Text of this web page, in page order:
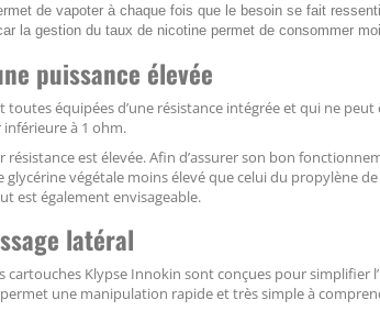
de vapoter à chaque fois que le besoin se fait
la gestion du taux de nicotine permet de consommer
puissance élevée
équipées d’une résistance intégrée et qui ne
à 1 ohm.
résistance est élevée. Afin d’assurer son bon
végétale moins élevé que celui du propylène
est également envisageable.
latéral
cartouches Klypse Innokin sont conçues pour simplifier
une manipulation rapide et très simple à